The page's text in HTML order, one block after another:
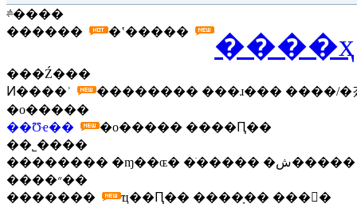
ʵʱ����
����ҳ
������ �ʽ�����
���Ź���
�������� ���ɹ���
Ͷ����ʾ
����/�
�о�����
��Ʊҽ��
�о����� ����Ԥ��
��˾����
�������� �ɱ��ɶ� �ֺ�����
�ش�����
����״��
ҵ��Ԥ�� ����ָ�� ���񱨱�
�������